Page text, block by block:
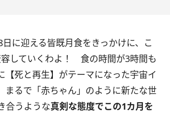
日に迎える皆既月食をきっかけに、こ
容していくわよ！ 食の時間が3時間も
死と再生】がテーマになった宇宙イ
まるで「赤ちゃん」のように新たな世
合うような真剣な態度でこの1カ月を